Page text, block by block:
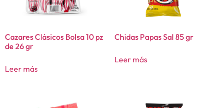
Cazares Clásicos Bolsa 10 pz
de 26 gr
Leer más
Chidas Papas Sal 85 gr
Leer más